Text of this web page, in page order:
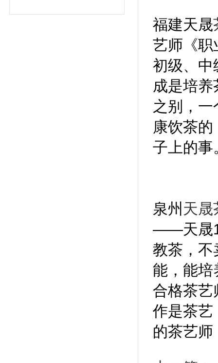
福建天晟
艺师《职
初级、中
成是培
之别，
康饮茶
子上的事
泉州 天晟
——天晟
教茶，不
能，能培
合格茶艺
作是茶艺
的茶艺